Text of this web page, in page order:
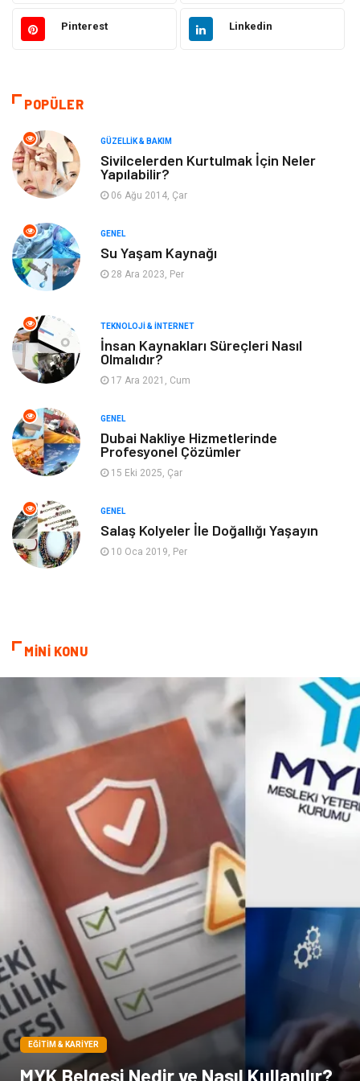
Moda Sağlıklı Yaşam
Bilgisayar & Yazılım
Makine
Giyim
Yeme & İçme
Keyif & Hobi Organizasyon
Gayrimenkul Spor
Finans& Ekonomi Anne & Çocuk
Genel Kültür
Ev İşleri
Mobilya
Astroloji
Yazı Tahtaları
Pet Malzemeleri
Pinterest Linkedin
POPÜLER
GÜZELLIK & BAKIM
Sivilcelerden Kurtulmak İçin Neler
Yapılabilir?
06 Ağu 2014, Çar
GENEL
Su Yaşam Kaynağı
28 Ara 2023, Per
TEKNOLOJI & İNTERNET
İnsan Kaynakları Süreçleri Nasıl
Olmalıdır?
17 Ara 2021, Cum
GENEL
Dubai Nakliye Hizmetlerinde
Profesyonel Çözümler
15 Eki 2025, Çar
GENEL
Salaş Kolyeler İle Doğallığı Yaşayın
10 Oca 2019, Per
MİNİ KONU
EĞITIM & KARIYER
MYK Belgesi Nedir ve Nasıl Kullanılır?